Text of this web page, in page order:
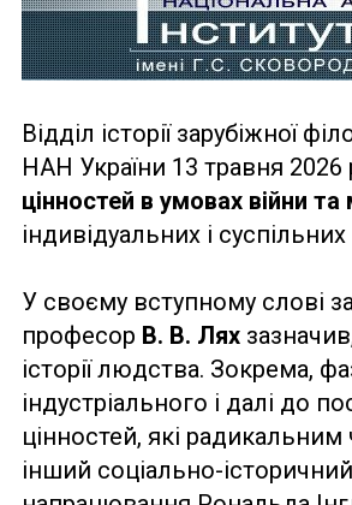
Відділ історії зарубіжної
НАН України 13 травня 2026
цінностей в умовах війни та
індивідуальних і
У своєму вступному слові
професор В. В. Лях
історії людства. Зокрема,
індустріального і далі до
цінностей, які
інший соціально-